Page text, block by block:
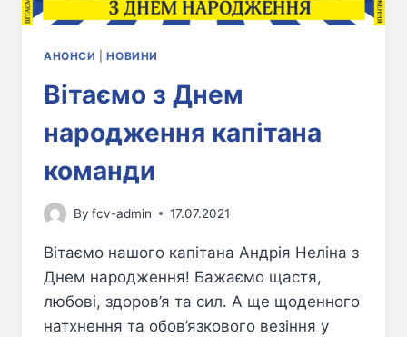
АНОНСИ |НОВИНИ
Вітаємо з Днем
народження капітана
команди
By fcv-admin 17.07.2021
Вітаємо нашого капітана Андрія Неліна з
Днем народження! Бажаємо щастя,
любові, здоров’я та сил. А ще щоденного
натхнення та обов’язкового везіння у